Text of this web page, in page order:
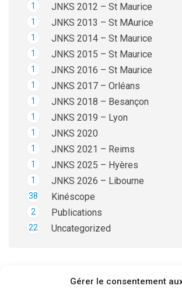
Gérer le consentement
JNKS 2012 – St Maurice
1
JNKS 2013 – St MAurice
1
JNKS 2014 – St Maurice
1
JNKS 2015 – St Maurice
1
JNKS 2016 – St Maurice
1
JNKS 2017 – Orléans
1
JNKS 2018 – Besançon
1
JNKS 2019 – Lyon
1
JNKS 2020
1
JNKS 2021 – Reims
1
JNKS 2025 – Hyères
1
JNKS 2026 – Libourne
1
Kinéscope
38
Publications
2
Uncategorized
22